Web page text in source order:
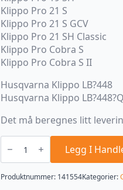
Klippo Pro 21 S
Klippo Pro 21 S GCV
Klippo Pro 21 SH Classic
Klippo Pro Cobra S
Klippo Pro Cobra S II
Husqvarna Klippo LB?448
Husqvarna Klippo LB?448?Q
Det må beregnes litt
Tire
KLIPPO
502
94
Legg I
Produktnummer: 141554Kategorier: